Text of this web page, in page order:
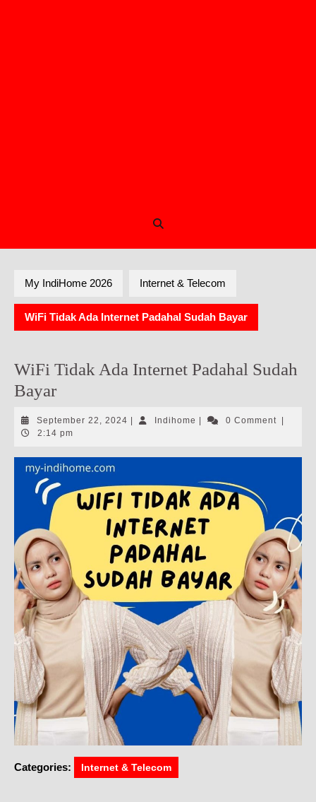
My IndiHome 2026 Internet & Telecom
WiFi Tidak Ada Internet Padahal Sudah Bayar
WiFi Tidak Ada Internet Padahal Sudah
Bayar
September 22, 2024 SeptemberIndihome Indihome0 Comment
2:14 pm
Categories: Internet & Telecom